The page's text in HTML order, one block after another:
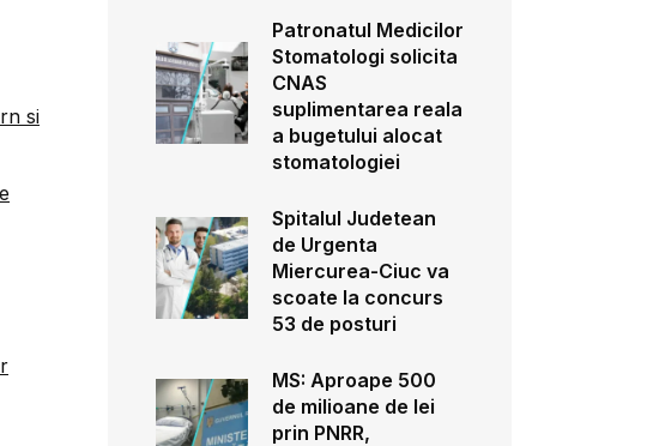
si
Patronatul Medicilor
Stomatologi solicita
CNAS
suplimentarea reala
a bugetului alocat
stomatologiei
Spitalul Judetean
de Urgenta
Miercurea-Ciuc va
scoate la concurs
53 de posturi
MS: Aproape 500
de milioane de lei
prin PNRR,